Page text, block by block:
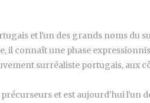
et l'un des grands noms du
il connaît une phase
surréaliste portugais, aux
précurseurs et est aujourd'hui l'un